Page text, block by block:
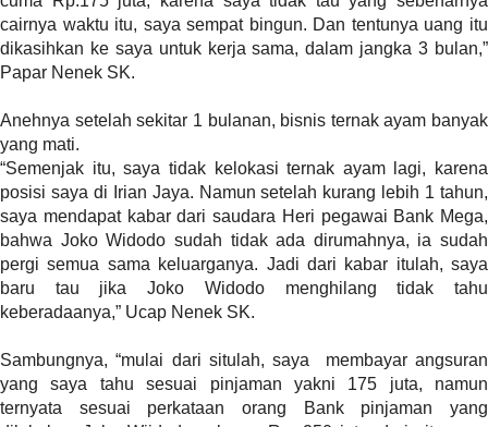
m
a
g
s
=
"
t
r
u
e
"
s
a
c
e
cairnya waktu itu, saya sempat bingun. Dan tentunya uang itu
dikasihkan ke saya untuk kerja sama, dalam jangka 3 bulan,”
Papar Nenek SK.
Anehnya setelah sekitar 1 bulanan, bisnis ternak ayam banyak
yang mati.
“Semenjak itu, saya tidak kelokasi ternak ayam lagi, karena
posisi saya di Irian Jaya. Namun setelah kurang lebih 1 tahun,
saya mendapat kabar dari saudara Heri pegawai Bank Mega,
bahwa Joko Widodo sudah tidak ada dirumahnya, ia sudah
pergi semua sama keluarganya. Jadi dari kabar itulah, saya
baru tau jika Joko Widodo menghilang tidak tahu
keberadaanya,” Ucap Nenek SK.
Sambungnya, “mulai dari situlah, saya membayar angsuran
yang saya tahu sesuai pinjaman yakni 175 juta, namun
ternyata sesuai perkataan orang Bank pinjaman yang